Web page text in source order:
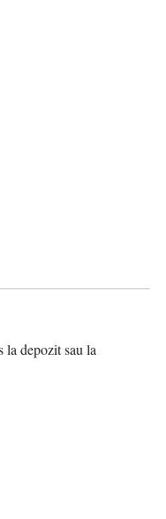
la depozit sau la